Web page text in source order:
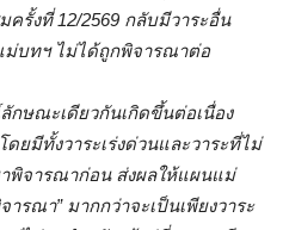
ครั้งที่ 12/2569 กลับมีวาระอื่น
ม่บทฯ ไม่ได้ถูกพิจารณาต่อ
กษณะเดียวกันเกิดขึ้นต่อเนื่อง
ยมีทั้งวาระเร่งด่วนและวาระที่ไม่
พิจารณาก่อน ส่งผลให้แผนแม่
รณา” มากกว่าจะเป็นเพียงวาระ